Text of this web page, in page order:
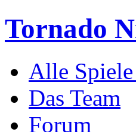
Tornado
Alle
Das Team
Forum